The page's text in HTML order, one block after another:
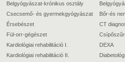
Belgyógyászat-krónikus osztály
Csecsemő- és gyermekgyógyászat
Érsebészet
Fül-orr-gégészet
Kardiológiai rehabilitáció I.
Kardiológiai rehabilitáció II.
Bőr-és
CT
DEXA